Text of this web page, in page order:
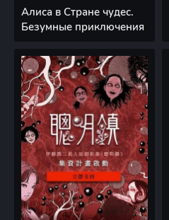
Алиса в Стране чудес.
Безумные приключения